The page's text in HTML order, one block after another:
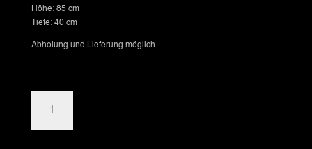
Höhe: 85 cm
Tiefe: 40 cm
Abholung und Lieferung möglich.
Apothekerschrank